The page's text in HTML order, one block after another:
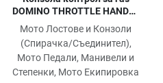
DOMINO THROTTLE HANDLE
W/O GRIPS PEUGEOT BUXY,
ZENITH, SPEEDAKE, SV 50-
125, DERBI VAMOS
Мото Лостове и Конзоли
(Спирачка/Съединител),
Мото Педали, Манивели и
Степенки, Мото Екипировка